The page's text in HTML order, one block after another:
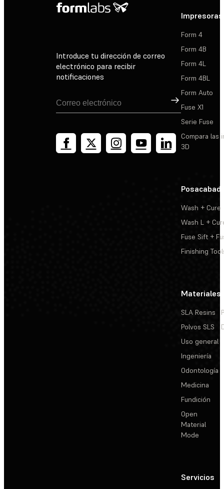
Introduce tu dirección de correo
electrónico para recibir
notificaciones
Suscribirse
Impresoras
Form 4
Form 4B
Form 4L
Form 4BL
Form Auto
Fuse X1
Serie Fuse
Compara las
3D
Wash + Cure
Wash L +
Fuse Sift +
Finishing
Materiales
SLA Resins
Polvos SLS
Uso general
Ingeniería
Odontología
Medicina
Fundición
Open
Material
Mode
Servicios